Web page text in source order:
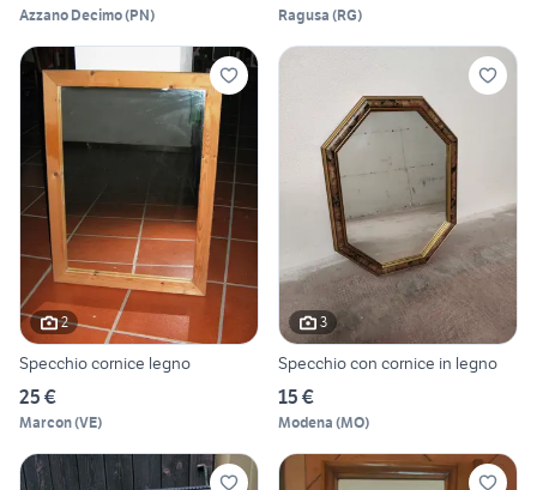
Azzano Decimo(PN) Ragusa (RG)
2
Specchio cornice legno
25 €
Marcon(VE)
3
Specchio con cornice in legno
15 €
Modena (MO)